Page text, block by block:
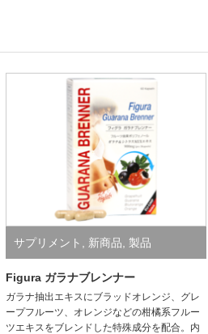
サプリメント 新商品 製品
Figura ガラナブレンナー
ガラナ抽出エキスにブラッドオレンジ、グレ
ープフルーツ、オレンジなどの柑橘系フルー
ツエキスをブレンドした特殊成分を配合。内